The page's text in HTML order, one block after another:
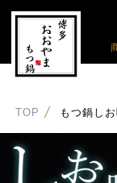
TOP もつ鍋しお